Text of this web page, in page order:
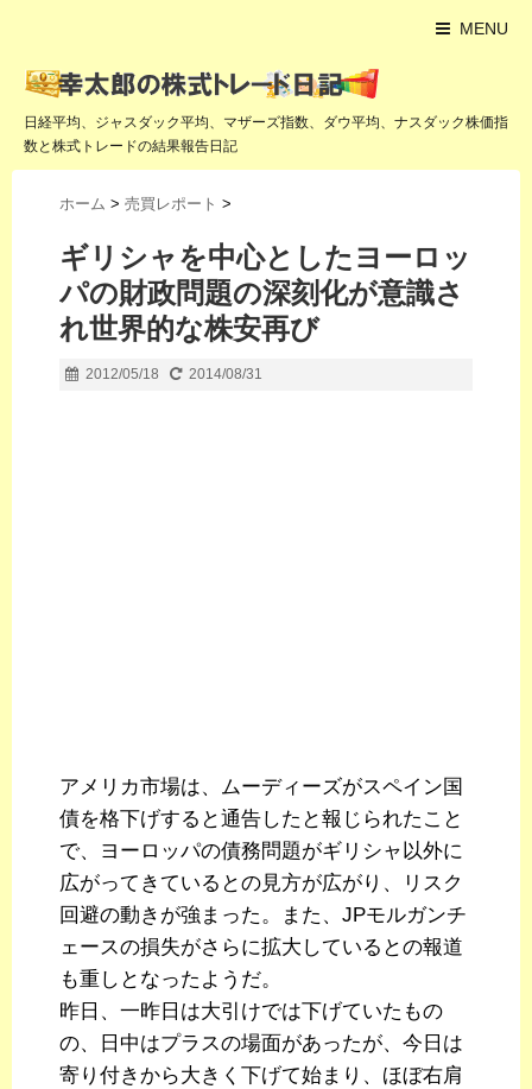
MENU
日経平均、ジャスダック平均、マザーズ指数、ダウ平均、ナスダック株価指
数と株式トレードの結果報告日記
ホーム > 売買レポート >
ギリシャを中心としたヨーロッ
パの財政問題の深刻化が意識さ
れ世界的な株安再び
2012/05/18 2014/08/31
アメリカ市場は、ムーディーズがスペイン国
債を格下げすると通告したと報じられたこと
で、ヨーロッパの債務問題がギリシャ以外に
広がってきているとの見方が広がり、リスク
回避の動きが強まった。また、JPモルガンチ
ェースの損失がさらに拡大しているとの報道
も重しとなったようだ。
昨日、一昨日は大引けでは下げていたもの
の、日中はプラスの場面があったが、今日は
寄り付きから大きく下げて始まり、ほぼ右肩